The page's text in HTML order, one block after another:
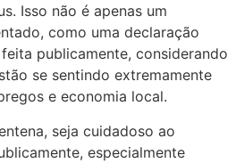
Isso não é apenas um
como uma declaração
publicamente, considerando
se sentindo extremamente
e economia local.
seja cuidadoso ao
especialmente